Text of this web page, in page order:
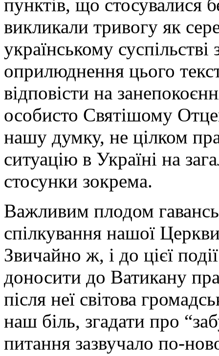
пунктів, що стосувалися
викликали тривогу як
українському
оприлюднення цього
відповісти на
особисто Святішому
нашу думку, не цілком
ситуацію в Україні на
стосунки зокрема.
Важливим плодом
спілкування нашої
Звичайно ж, і до цієї
доносити до Ватикану
після неї світова
наш біль, згадати про
питання зазвучало по-